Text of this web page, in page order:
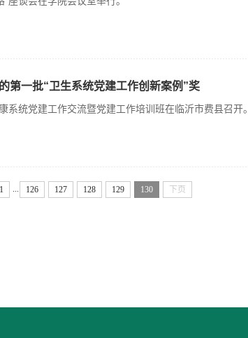
第一批“卫生系统党建工作创新案例”奖
系统党建工作交流暨党建工作培训班在临沂市费县召开。
1 126 127 128 129 130 下页